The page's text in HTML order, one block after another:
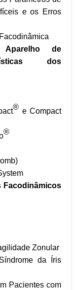
e os Erros
Aparelho de
dos
® e Compact
®
Facodinâmicos
Zonular
da Íris
Pacientes com